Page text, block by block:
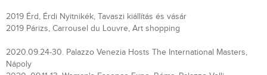
2019 Érd, Érdi Nyitnikék, Tavaszi kiállítás és vásár
2019 Párizs, Carrousel du Louvre, Art shopping
2020.09.24-30. Palazzo Venezia Hosts The International Masters,
Nápoly